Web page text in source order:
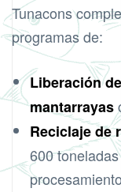
Tunacons
programas de:
Liberación
mantarrayas
Reciclaje de
600